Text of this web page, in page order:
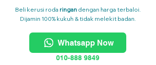
Beli kerusi roda ringan dengan harga terbaloi.
Dijamin 100% kukuh & tidak melekit badan.
Whatsapp Now
010-888 9849